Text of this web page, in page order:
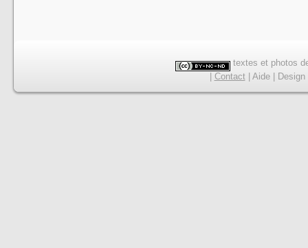
textes et photos
| Contact| Aide| Design